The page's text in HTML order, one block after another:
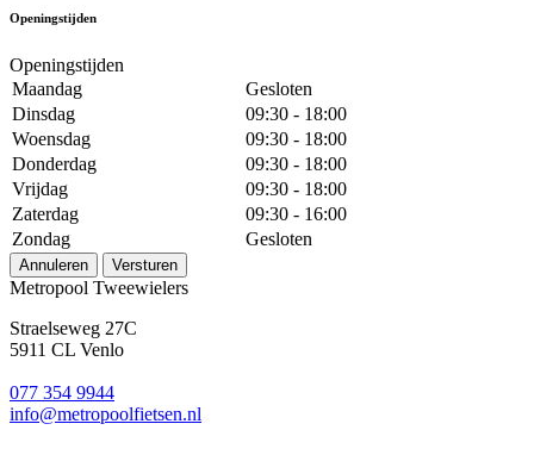
Openingstijden
Openingstijden
Maandag
Gesloten
Dinsdag
09:30 - 18:00
Woensdag
09:30 - 18:00
Donderdag
09:30 - 18:00
Vrijdag
09:30 - 18:00
Zaterdag
09:30 - 16:00
Zondag
Gesloten
Annuleren Versturen
Metropool Tweewielers
Straelseweg 27C
5911 CL Venlo
077 354 9944
info@metropoolfietsen.nl